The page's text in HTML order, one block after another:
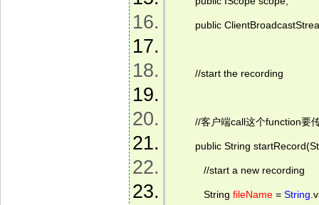
public
//start the recording
//客户端call这个function要
public String
//start a new recording
String fileName = String